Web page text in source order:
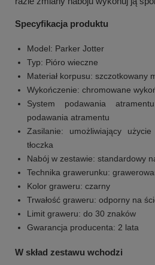
Specyfikacja produktu
Model: Parker Jotter
Typ: Pióro wieczne
Materiał korpusu: szczotkowany
Wykończenie: chromowane
System podawania
podawania atramentu
Zasilanie: umożliwiający
tłoczka
Nabój w zestawie: standardowy
Technika grawerunku:
Kolor graweru: czarny
Trwałość graweru: odporny na
Limit graweru: do 30 znaków
Gwarancja producenta: 2 lata
W skład zestawu wchodzi